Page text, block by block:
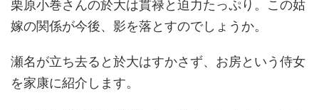
栗原小巻さんの於大は貫禄と迫力たっぷり。この姑
嫁の関係が今後、影を落とすのでしょうか。
瀬名が立ち去ると於大はすかさず、お房という侍女
を家康に紹介します。